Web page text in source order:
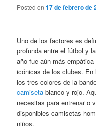
Posted on17 de febrero de
Uno de los factores es
profunda entre el fútbol y
año fue aún más
icónicas de los clubes. En
los tres colores de la
camiseta blanco y rojo.
necesitas para entrenar o
disponibles camisetas
niños.